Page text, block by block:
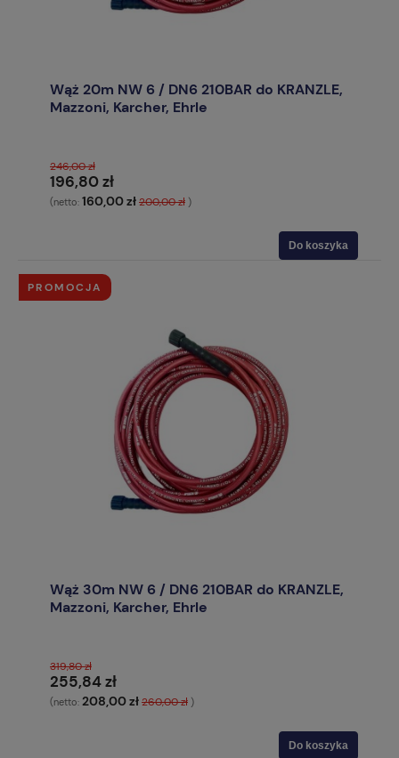
Wąż 20m NW 6 / DN6 210BAR do KRANZLE,
Mazzoni, Karcher, Ehrle
196,80 zł
246,00 zł
(netto: 160,00 zł200,00 zł )
Do koszyka
Wąż 30m NW 6 / DN6 210BAR do KRANZLE,
Mazzoni, Karcher, Ehrle
255,84 zł
319,80 zł
(netto: 208,00 zł260,00 zł )
Do koszyka
PROMOCJA